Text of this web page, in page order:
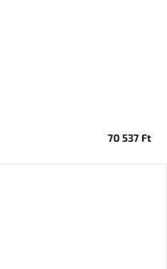
70 537 Ft